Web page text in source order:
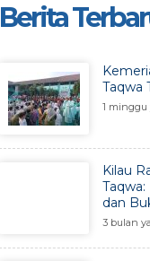
Berita
Taqwa
1 minggu
Kilau
Taqwa:
dan
3 bulan